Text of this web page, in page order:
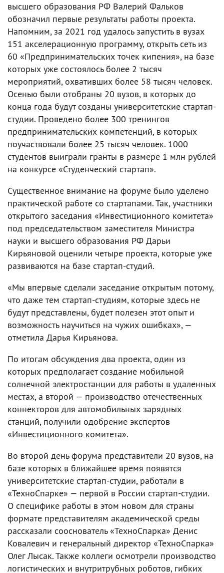
высшего образования РФ Валерий Фальков
обозначил первые результаты работы проекта.
Напомним, за 2021 год удалось запустить в вузах
151 акселерационную программу, открыть сеть из
60 «Предпринимательских точек кипения», на базе
которых уже состоялось более 2 тысяч
мероприятий, охвативших более 58 тысяч человек.
Осенью были отобраны 20 вузов, в которых до
конца года будут созданы университетские стартап-
студии. Проведено более 300 тренингов
предпринимательских компетенций, в которых
поучаствовали более 25 тысяч человек. 1000
студентов выиграли гранты в размере 1 млн рублей
на конкурсе «Студенческий стартап».
Существенное внимание на форуме было уделено
практической работе со стартапами. Так, участники
открытого заседания «Инвестиционного комитета»
под председательством заместителя Министра
науки и высшего образования РФ Дарьи
Кирьяновой оценили четыре проекта, которые уже
развиваются на базе стартап-студий.
«Мы впервые сделали заседание открытым потому,
что даже тем стартап-студиям, которые здесь не
будут представлены, будет полезен этот опыт и
возможность научиться на чужих ошибках», —
отметила Дарья Кирьянова.
По итогам обсуждения два проекта, один из
которых предполагает создание мобильной
солнечной электростанции для работы в удаленных
местах, а второй — производство отечественных
коннекторов для автомобильных зарядных
станций, получили одобрение экспертов
«Инвестиционного комитета».
Во второй день форума представители 20 вузов, на
базе которых в ближайшее время появятся
университетские стартап-студии, работали в
«ТехноСпарке» — первой в России стартап-студии.
О специфике работы в этом новом для страны
формате представителям академической среды
рассказали сооснователь «ТехноСпарка» Денис
Ковалевич и генеральный директор «ТехноСпарка»
Олег Лысак. Также коллеги осмотрели производство
логистических и внутритрубных роботов, гибких